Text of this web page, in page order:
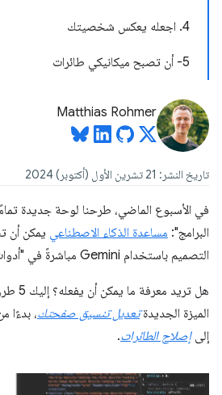
4. اجعله يعكس شخصيتك
5- أن تصبح ميكانيكي طائرات
Matthias Rohmer
تاريخ النشر: 21 تشرين الأول (أكتوبر) 2024
في الأسبوع الماضي، طرحنا لوحة جديدة
البرامج": مساعدة الذكاء الاصطناعي يمكن أن
التصميم باستخدام Gemini مباشرةً في "أدوات مطوّري البرامج".
هل
الميزة الجديدةتعديل تنسيق صفحتك، بدءًا
إلىإصلاح الطائرات.